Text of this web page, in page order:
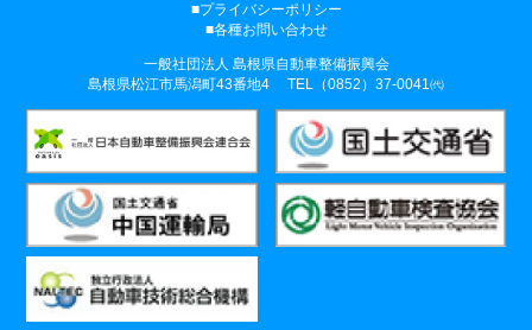
プライバシーポリシー
各種お問い合わせ
一般社団法人 島根県自動車整備振興会
島根県松江市馬潟町43番地4
TEL（0852）37-0041㈹